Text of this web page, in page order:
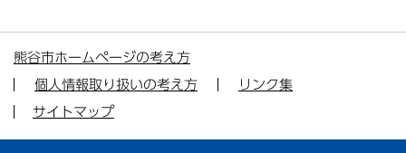
熊谷市ホームページの考え方
個人情報取り扱いの考え方
リンク集
サイトマップ